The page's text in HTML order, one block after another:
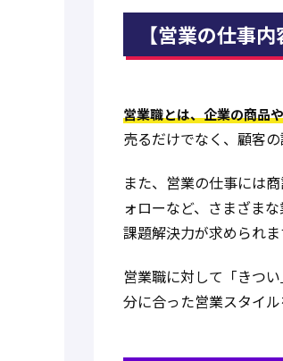
【営業の仕事
営業職とは、企業の商品
売るだけでなく、顧客
また、営業の仕事には
ォローなど、さまざま
課題解決力が求められま
営業職に対して「きつ
分に合った営業スタイ